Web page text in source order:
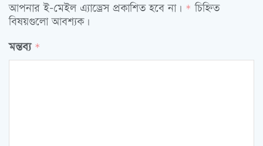
আপনার ই-মেইল এ্যাড্রেস প্রকাশিত হবে না। * চিহ্নিত
বিষয়গুলো আবশ্যক।
মন্তব্য *